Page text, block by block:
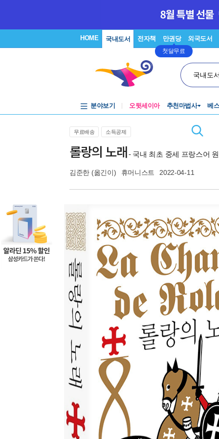
HOME 국내도서 전자책 만권당
첫달무료
외국도서
국내도
분야보기 오뒷세이아 추천마법사 베
무료배송 소득공제
롤랑의 노래 - 국내 최초 중세 프랑스어
김준한 (옮긴이) 휴머니스트 2022-04-11